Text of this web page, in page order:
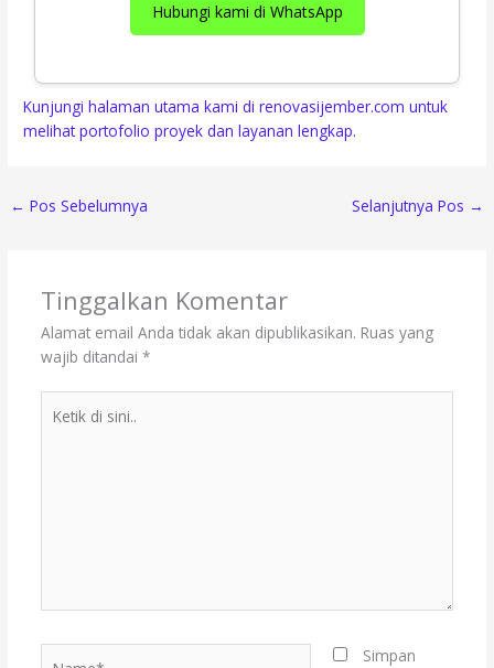
Hubungi kami di WhatsApp
Kunjungi halaman utama kami di renovasijember.com untuk
melihat portofolio proyek dan layanan lengkap.
← Pos Sebelumnya Selanjutnya Pos →
Tinggalkan Komentar
Alamat email Anda tidak akan dipublikasikan. Ruas yang
wajib ditandai *
Simpan